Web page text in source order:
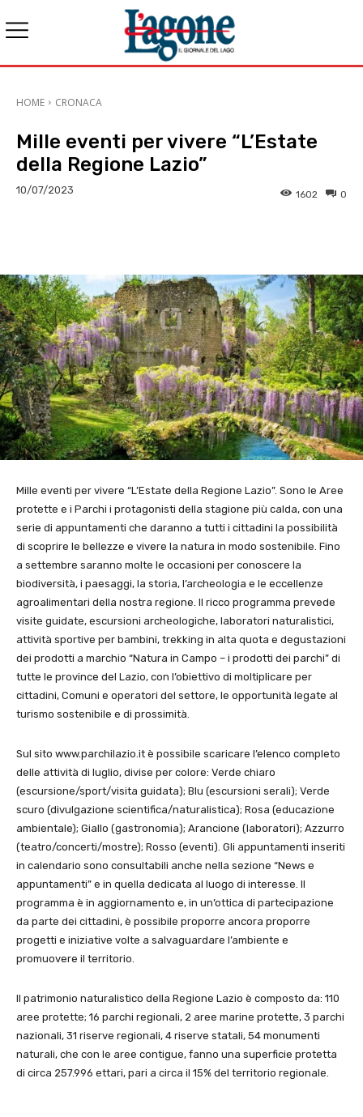
HOME CRONACA
Mille eventi per vivere “L’Estate
della Regione Lazio”
10/07/2023 0
1602
Mille eventi per vivere “L’Estate della Regione Lazio”. Sono le Aree
protette e i Parchi i protagonisti della stagione più calda, con una
serie di appuntamenti che daranno a tutti i cittadini la possibilità
di scoprire le bellezze e vivere la natura in modo sostenibile. Fino
a settembre saranno molte le occasioni per conoscere la
biodiversità, i paesaggi, la storia, l’archeologia e le eccellenze
agroalimentari della nostra regione. Il ricco programma prevede
visite guidate, escursioni archeologiche, laboratori naturalistici,
attività sportive per bambini, trekking in alta quota e degustazioni
dei prodotti a marchio “Natura in Campo – i prodotti dei parchi” di
tutte le province del Lazio, con l’obiettivo di moltiplicare per
cittadini, Comuni e operatori del settore, le opportunità legate al
turismo sostenibile e di prossimità.
Sul sito www.parchilazio.it è possibile scaricare l’elenco completo
delle attività di luglio, divise per colore: Verde chiaro
(escursione/sport/visita guidata); Blu (escursioni serali); Verde
scuro (divulgazione scientifica/naturalistica); Rosa (educazione
ambientale); Giallo (gastronomia); Arancione (laboratori); Azzurro
(teatro/concerti/mostre); Rosso (eventi). Gli appuntamenti inseriti
in calendario sono consultabili anche nella sezione “News e
appuntamenti” e in quella dedicata al luogo di interesse. Il
programma è in aggiornamento e, in un’ottica di partecipazione
da parte dei cittadini, è possibile proporre ancora proporre
progetti e iniziative volte a salvaguardare l’ambiente e
promuovere il territorio.
Il patrimonio naturalistico della Regione Lazio è composto da: 110
aree protette; 16 parchi regionali, 2 aree marine protette, 3 parchi
nazionali, 31 riserve regionali, 4 riserve statali, 54 monumenti
naturali, che con le aree contigue, fanno una superficie protetta
di circa 257.996 ettari, pari a circa il 15% del territorio regionale.